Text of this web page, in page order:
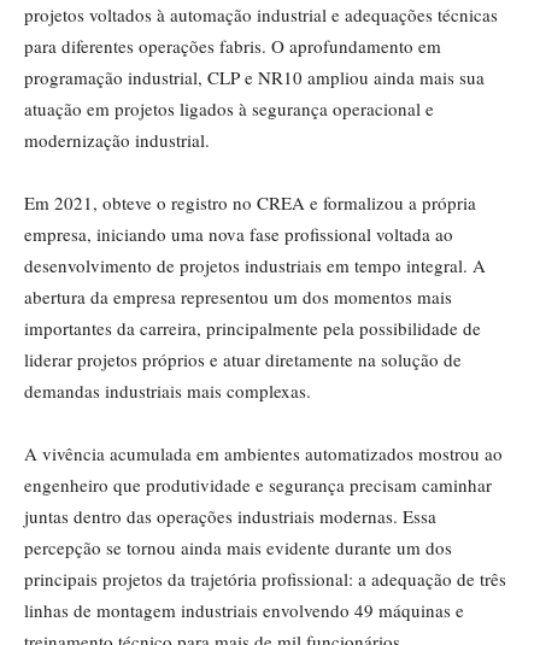
projetos voltados à automação industrial e adequações técnicas
para diferentes operações fabris. O aprofundamento em
programação industrial, CLP e NR10 ampliou ainda mais sua
atuação em projetos ligados à segurança operacional e
modernização industrial.
Em 2021, obteve o registro no CREA e formalizou a própria
empresa, iniciando uma nova fase profissional voltada ao
desenvolvimento de projetos industriais em tempo integral. A
abertura da empresa representou um dos momentos mais
importantes da carreira, principalmente pela possibilidade de
liderar projetos próprios e atuar diretamente na solução de
demandas industriais mais complexas.
A vivência acumulada em ambientes automatizados mostrou ao
engenheiro que produtividade e segurança precisam caminhar
juntas dentro das operações industriais modernas. Essa
percepção se tornou ainda mais evidente durante um dos
principais projetos da trajetória profissional: a adequação de três
linhas de montagem industriais envolvendo 49 máquinas e